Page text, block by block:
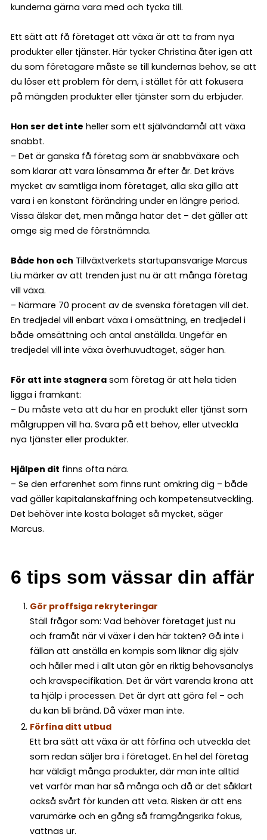
kunderna gärna vara med och tycka till.
Ett sätt att få företaget att växa är att ta fram nya
produkter eller tjänster. Här tycker Christina åter igen att
du som företagare måste se till kundernas behov, se att
du löser ett problem för dem, i stället för att fokusera
på mängden produkter eller tjänster som du erbjuder.
Hon ser det inte heller som ett självändamål att växa
snabbt.
– Det är ganska få företag som är snabbväxare och
som klarar att vara lönsamma år efter år. Det krävs
mycket av samtliga inom företaget, alla ska gilla att
vara i en konstant förändring under en längre period.
Vissa älskar det, men många hatar det – det gäller att
omge sig med de förstnämnda.
Både hon och Tillväxtverkets startupansvarige Marcus
Liu märker av att trenden just nu är att många företag
vill växa.
– Närmare 70 procent av de svenska företagen vill det.
En tredjedel vill enbart växa i omsättning, en tredjedel i
både omsättning och antal anställda. Ungefär en
tredjedel vill inte växa överhuvudtaget, säger han.
För att inte stagnera som företag är att hela tiden
ligga i framkant:
– Du måste veta att du har en produkt eller tjänst som
målgruppen vill ha. Svara på ett behov, eller utveckla
nya tjänster eller produkter.
Hjälpen dit finns ofta nära.
– Se den erfarenhet som finns runt omkring dig – både
vad gäller kapitalanskaffning och kompetensutveckling.
Det behöver inte kosta bolaget så mycket, säger
Marcus.
6 tips som vässar din affär
Gör proffsiga rekryteringar
Ställ frågor som: Vad behöver företaget just nu
och framåt när vi växer i den här takten? Gå inte i
fällan att anställa en kompis som liknar dig själv
och håller med i allt utan gör en riktig behovsanalys
och kravspecifikation. Det är värt varenda krona att
ta hjälp i processen. Det är dyrt att göra fel – och
du kan bli bränd. Då växer man inte.
Förfina ditt utbud
Ett bra sätt att växa är att förfina och utveckla det
som redan säljer bra i företaget. En hel del företag
har väldigt många produkter, där man inte alltid
vet varför man har så många och då är det såklart
också svårt för kunden att veta. Risken är att ens
varumärke och en gång så framgångsrika fokus,
vattnas ur.